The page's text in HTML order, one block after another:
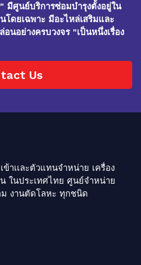
มีศูนย์บริการซ่อมบำรุงตั้งอยู่ใน
ดยเฉพาะ มีอะไหล่เสริมและ
อนอย่างครบวงจร "เป็นหนึ่งเรื่อง
Us
าเเละตัวแทนจำหน่าย เครื่อง
ในประเทศไทย ศูนย์จำหน่าย
งานตัดโลหะ ทุกชนิด